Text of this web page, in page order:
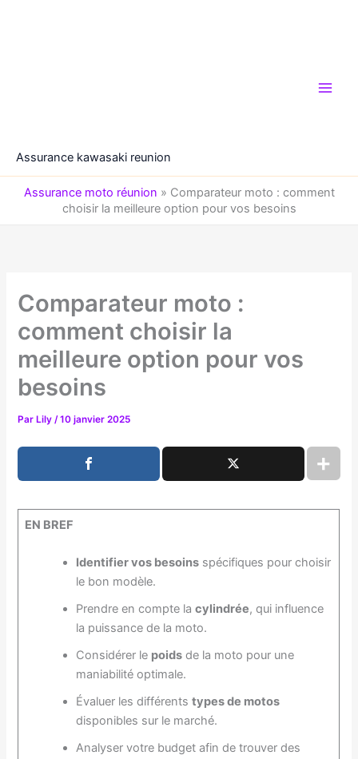
Assurance kawasaki reunion
Assurance moto réunion » Comparateur moto : comment
choisir la meilleure option pour vos besoins
Comparateur moto :
comment choisir la
meilleure option pour vos
besoins
Par Lily/10 janvier 2025
EN BREF
Identifier vos besoinsspécifiques pour choisir
le bon modèle.
Prendre en compte la cylindrée, qui influence
la puissance de la moto.
Considérer le poidsde la moto pour une
maniabilité optimale.
Évaluer les différents types de motos
disponibles sur le marché.
Analyser votre budget afin de trouver des